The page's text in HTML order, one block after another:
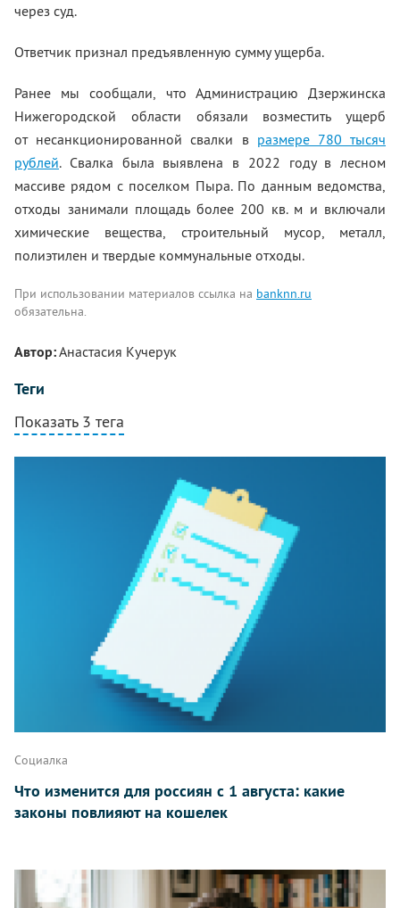
через суд.
Ответчик признал предъявленную сумму ущерба.
Ранее мы сообщали, что Администрацию Дзержинска
Нижегородской области обязали возместить ущерб
от несанкционированной свалки в размере 780 тысяч
рублей. Свалка была выявлена в 2022 году в лесном
массиве рядом с поселком Пыра. По данным ведомства,
отходы занимали площадь более 200 кв. м и включали
химические вещества, строительный мусор, металл,
полиэтилен и твердые коммунальные отходы.
При использовании материалов ссылка на banknn.ru
обязательна.
Автор:Анастасия Кучерук
Теги
Показать 3 тега
Написать
Социалка
Что изменится для россиян с 1 августа: какие
законы повлияют на кошелек